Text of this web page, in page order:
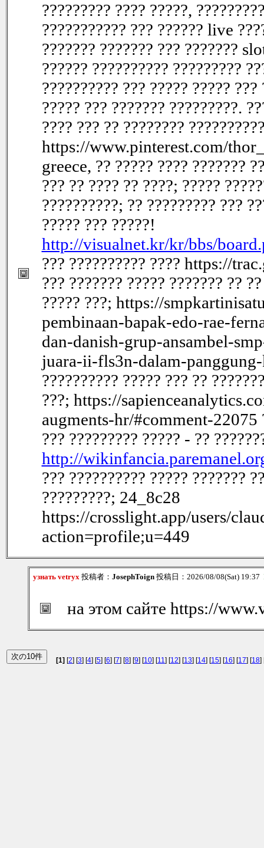
????????? ???? ?????,
??????????? ??? ?????? live
??????? ??????? ??? ???????
?????? ?????????? ?????????
?????????? ??? ????? ?????
????? ??? ??????? ?????????.
???? ??? ?? ????????
https://www.pinterest.com/
greece, ?? ????? ???? ???????
??? ?? ???? ?? ????; ?????
??????????; ?? ????????? ???
????? ??? ?????!
http://visualnet.kr/kr/bbs/
??? ?????????? ???? https://
??? ??????? ????? ??????? ??
????? ???; https://
pembinaan-bapak-edo-rae-
dan-danish-grup-ansambel-
juara-ii-fls3n-dalam-
?????????? ????? ??? ??
???; https://
augments-hr/#comment-22075
??? ????????? ????? - ??
http://
??? ?????????? ????? ???????
?????????; 24_8c28
https://crosslight.app/users/
action=profile;u=449
узнать vetryx 投稿者： JosephToign 投稿日：2026/08/08(Sat) 19:37
на этом сайте https://
[1] [2] [3] [4] [5] [6] [7] [8] [9] [10] [11] [12] [13] [14] [15] [16] [17] [18]